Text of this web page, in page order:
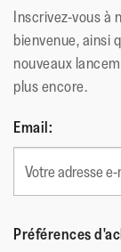
Inscrivez-vous à
bienvenue, ainsi
nouveaux
plus encore.
Email:
Préférences